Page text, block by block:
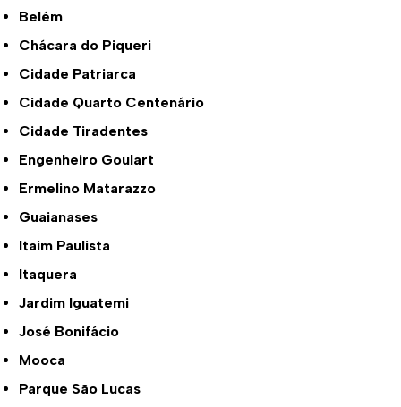
Belém
Chácara do Piqueri
Cidade Patriarca
Cidade Quarto Centenário
Cidade Tiradentes
Engenheiro Goulart
Ermelino Matarazzo
Guaianases
Itaim Paulista
Itaquera
Jardim Iguatemi
José Bonifácio
Mooca
Parque São Lucas